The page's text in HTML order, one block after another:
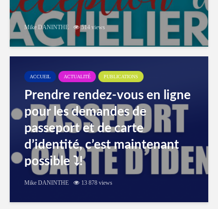
Mike DANINTHE 514 views
ACCUEIL ACTUALITÉ PUBLICATIONS
Prendre rendez-vous en ligne
pour les demandes de
passeport et de carte
d’identité, c’est maintenant
possible ⤵️!
Mike DANINTHE 13 878 views